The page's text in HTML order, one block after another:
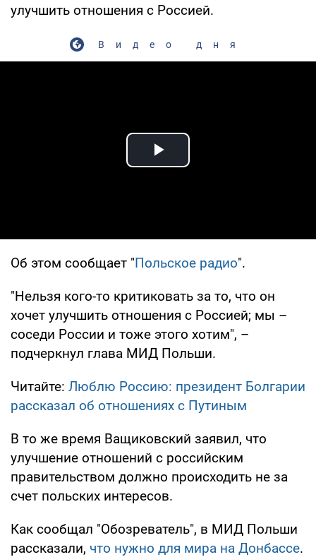
улучшить отношения с Россией.
Видео дня
Play Video
Об этом сообщает "Польское радио".
"Нельзя кого-то критиковать за то, что он
хочет улучшить отношения с Россией; мы –
соседи России и тоже этого хотим", –
подчеркнул глава МИД Польши.
Читайте: Люблю Россию: президент Болгарии
рассказал об отношениях с Путиным
В то же время Ващиковский заявил, что
улучшение отношений с российским
правительством должно происходить не за
счет польских интересов.
Как сообщал "Обозреватель", в МИД Польши
рассказали, что нужно для мира на Донбассе.